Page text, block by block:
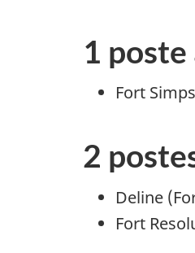
1 poste
Fort
2
Deline
Fort